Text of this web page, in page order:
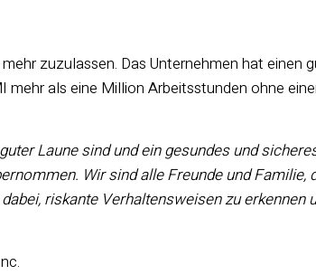
zuzulassen. Das Unternehmen hat einen
als eine Million Arbeitsstunden ohne
Laune sind und ein gesundes und
Wir sind alle Freunde und Familie,
riskante Verhaltensweisen zu erkennen